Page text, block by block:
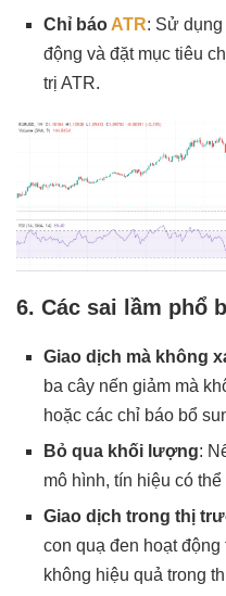
Chỉ báo ATR: Sử
động và đặt mục tiêu
trị ATR.
6. Các sai lầm phổ
Giao dịch mà không
ba cây nến giảm mà
hoặc các chỉ báo bổ
Bỏ qua khối lượng:
mô hình, tín hiệu có
Giao dịch trong thị
con quạ đen hoạt
không hiệu quả trong